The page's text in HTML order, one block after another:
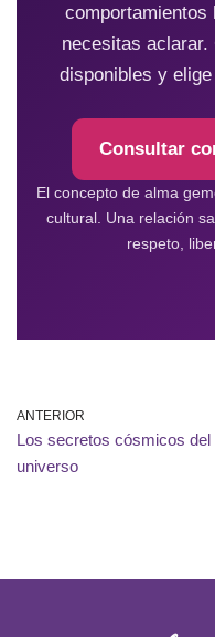
comportamientos
necesitas
disponibles y
Consultar
El concepto de alma
cultural. Una relación
respeto,
ANTERIOR
Los secretos cósmicos del
universo